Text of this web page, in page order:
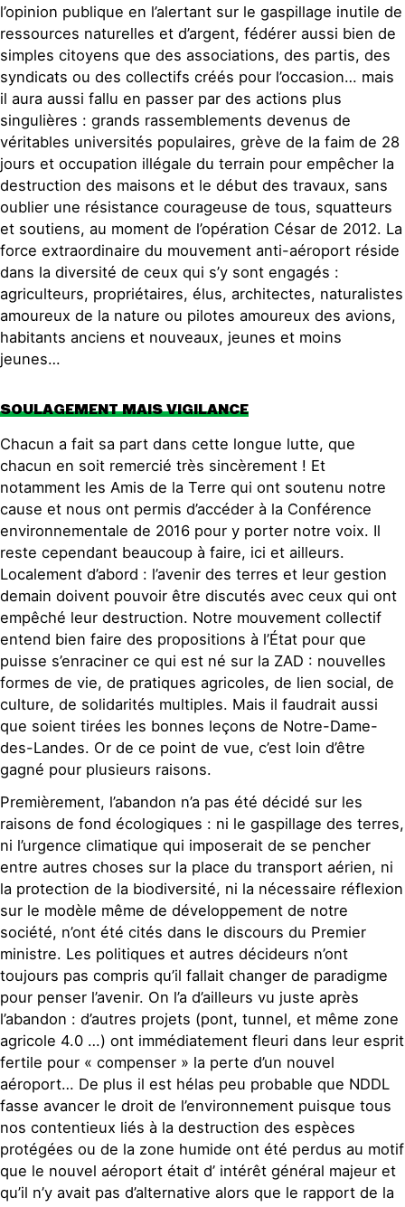
l’opinion publique en l’alertant sur le gaspillage inutile de
ressources naturelles et d’argent, fédérer aussi bien de
simples citoyens que des associations, des partis, des
syndicats ou des collectifs créés pour l’occasion… mais
il aura aussi fallu en passer par des actions plus
singulières : grands rassemblements devenus de
véritables universités populaires, grève de la faim de 28
jours et occupation illégale du terrain pour empêcher la
destruction des maisons et le début des travaux, sans
oublier une résistance courageuse de tous, squatteurs
et soutiens, au moment de l’opération César de 2012. La
force extraordinaire du mouvement anti-aéroport réside
dans la diversité de ceux qui s’y sont engagés :
agriculteurs, propriétaires, élus, architectes, naturalistes
amoureux de la nature ou pilotes amoureux des avions,
habitants anciens et nouveaux, jeunes et moins
jeunes…
SOULAGEMENT MAIS VIGILANCE
Chacun a fait sa part dans cette longue lutte, que
chacun en soit remercié très sincèrement ! Et
notamment les Amis de la Terre qui ont soutenu notre
cause et nous ont permis d’accéder à la Conférence
environnementale de 2016 pour y porter notre voix. Il
reste cependant beaucoup à faire, ici et ailleurs.
Localement d’abord : l’avenir des terres et leur gestion
demain doivent pouvoir être discutés avec ceux qui ont
empêché leur destruction. Notre mouvement collectif
entend bien faire des propositions à l’État pour que
puisse s’enraciner ce qui est né sur la ZAD : nouvelles
formes de vie, de pratiques agricoles, de lien social, de
culture, de solidarités multiples. Mais il faudrait aussi
que soient tirées les bonnes leçons de Notre-Dame-
des-Landes. Or de ce point de vue, c’est loin d’être
gagné pour plusieurs raisons.
Premièrement, l’abandon n’a pas été décidé sur les
raisons de fond écologiques : ni le gaspillage des terres,
ni l’urgence climatique qui imposerait de se pencher
entre autres choses sur la place du transport aérien, ni
la protection de la biodiversité, ni la nécessaire réflexion
sur le modèle même de développement de notre
société, n’ont été cités dans le discours du Premier
ministre. Les politiques et autres décideurs n’ont
toujours pas compris qu’il fallait changer de paradigme
pour penser l’avenir. On l’a d’ailleurs vu juste après
l’abandon : d’autres projets (pont, tunnel, et même zone
agricole 4.0 …) ont immédiatement fleuri dans leur esprit
fertile pour « compenser » la perte d’un nouvel
aéroport… De plus il est hélas peu probable que NDDL
fasse avancer le droit de l’environnement puisque tous
nos contentieux liés à la destruction des espèces
protégées ou de la zone humide ont été perdus au motif
que le nouvel aéroport était d’ intérêt général majeur et
qu’il n’y avait pas d’alternative alors que le rapport de la